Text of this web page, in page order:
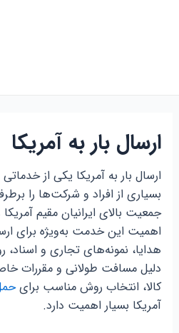
ارسال بار به آمریکا
ارسال بار به آمریکا یکی از
بسیاری از افراد و شرکت‌ها را
جمعیت بالای ایرانیان مقیم
اهمیت این خدمت به‌ویژه برای
هدایا، نمونه‌های تجاری و اسناد،
دلیل مسافت طولانی و مقررات
کالا، انتخاب روش مناسب برای
آمریکا بسیار اهمیت دارد.